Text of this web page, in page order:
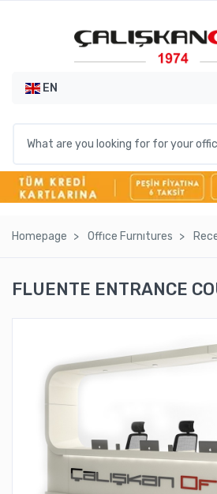
EN
Homepage Offıce Furnıtures
FLUENTE ENTRANCE